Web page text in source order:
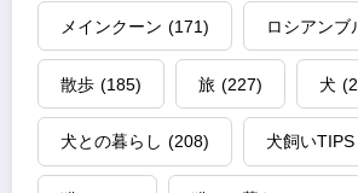
メインクーン (171) ロシアンブ
散歩 (185) 旅 (227) 犬
犬との暮らし (208) 犬飼いTIPS